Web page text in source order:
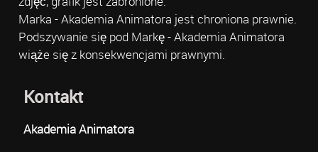
Marka - Akademia Animatora jest chroniona prawnie.
Podszywanie się pod Markę - Akademia Animatora
wiąże się z konsekwencjami prawnymi.
Kontakt
Akademia Animatora